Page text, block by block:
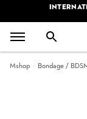
Mshop Bondage /